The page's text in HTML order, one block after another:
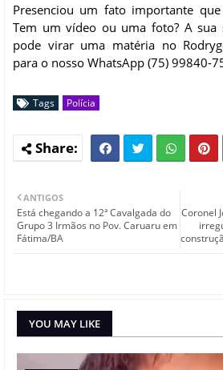
Presenciou um fato importante
Tem um vídeo ou uma foto? A sua
pode virar uma matéria no
para o nosso WhatsApp (75) 99840-
Tags Polícia
Coronel
ANTIGOS
Está chegando a 12ª Cavalgada do
Grupo 3 Irmãos no Pov. Caruaru em
Fátima/BA
YOU MAY LIKE